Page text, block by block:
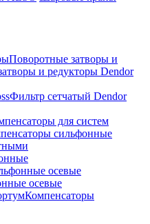
Поворотные затворы и
и редукторы Dendor
Фильтр сетчатый Dendor
для систем
сильфонные
осевые
осевые
Компенсаторы